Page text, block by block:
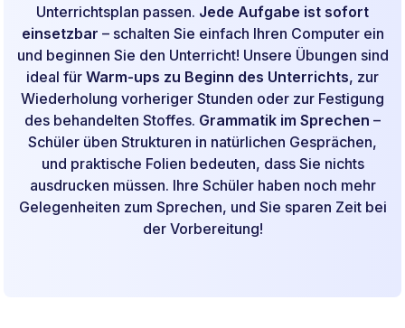
Unterrichtsplan passen. Jede Aufgabe ist sofort
einsetzbar – schalten Sie einfach Ihren Computer ein
und beginnen Sie den Unterricht! Unsere Übungen sind
ideal für Warm-ups zu Beginn des Unterrichts, zur
Wiederholung vorheriger Stunden oder zur Festigung
des behandelten Stoffes. Grammatik im Sprechen –
Schüler üben Strukturen in natürlichen Gesprächen,
und praktische Folien bedeuten, dass Sie nichts
ausdrucken müssen. Ihre Schüler haben noch mehr
Gelegenheiten zum Sprechen, und Sie sparen Zeit bei
der Vorbereitung!